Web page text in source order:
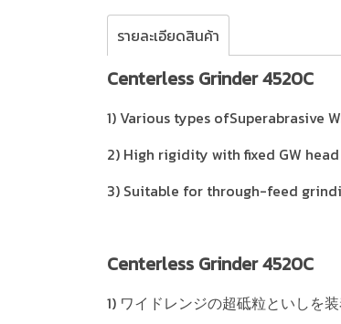
รายละเอียดสินค้า
Centerless Grinder 4520C
1) Various types ofSuperabrasive
2) High rigidity with fixed GW head
3) Suitable for through-feed
Centerless Grinder 4520C
1) ワイドレンジの超砥粒といしを装